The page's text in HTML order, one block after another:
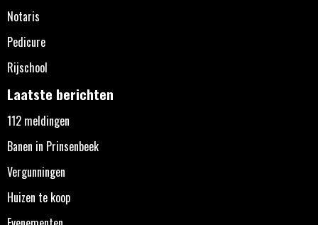
Notaris
Pedicure
Rijschool
Laatste berichten
112 meldingen
Banen in Prinsenbeek
Vergunningen
Huizen te koop